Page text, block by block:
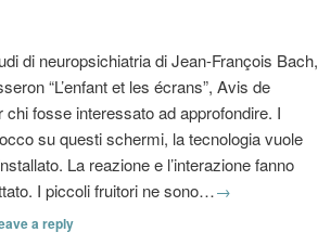
di neuropsichiatria di Jean-François Bach,
“L’enfant et les écrans”, Avis de
fosse interessato ad approfondire. I
su questi schermi, la tecnologia vuole
La reazione e l’interazione fanno
I piccoli fruitori ne sono…→
a reply